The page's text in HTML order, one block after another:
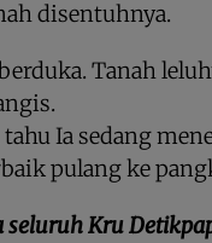
disentuhnya.
Tanah
Ia sedang
pulang ke
seluruh Kru